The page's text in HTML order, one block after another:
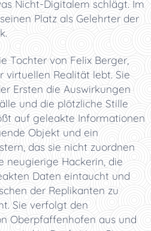
Nicht-Digitalem schlägt. Im
Platz als Gelehrter der
Tochter von Felix Berger,
virtuellen Realität lebt. Sie
Ersten die Auswirkungen
und die plötzliche Stille
auf geleakte Informationen
Objekt und ein
das sie nicht zuordnen
neugierige Hackerin, die
Daten eintaucht und
der Replikanten zu
Sie verfolgt den
Oberpfaffenhofen aus und